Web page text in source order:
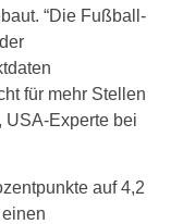
“Die Fußball-
für mehr Stellen
USA-Experte bei
auf 4,2